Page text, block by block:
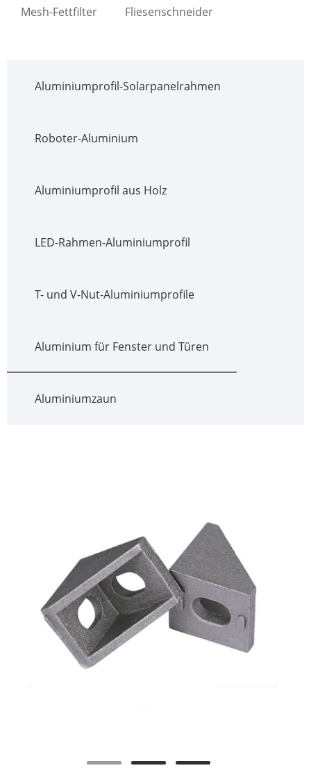
Mesh-Fettfilter Fliesenschneider
Aluminiumprofil-Solarpanelrahmen
Roboter-Aluminium
Aluminiumprofil aus Holz
LED-Rahmen-Aluminiumprofil
T- und V-Nut-Aluminiumprofile
Aluminium für Fenster und Türen
Aluminiumzaun